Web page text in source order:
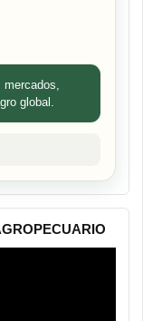
global.